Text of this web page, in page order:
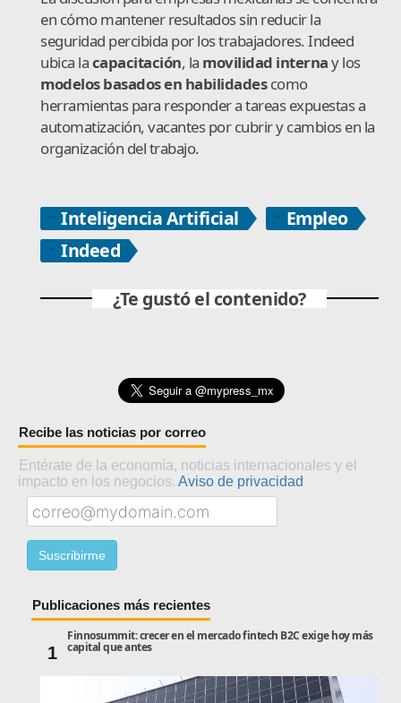
en cómo mantener resultados sin reducir la
seguridad percibida por los trabajadores. Indeed
ubica lacapacitación, la movilidad internay los
modelos basados en habilidadescomo
herramientas para responder a tareas expuestas a
automatización, vacantes por cubrir y cambios en la
organización del trabajo.
Inteligencia Artificial
Empleo
Indeed
¿Te gustó el contenido?
Recibe las noticias por correo
Entérate de la economía, noticias internacionales y el
impacto en los negocios. Aviso de privacidad
Publicaciones más recientes
1
Finnosummit: crecer en el mercado fintech B2C exige hoy más
capital que antes